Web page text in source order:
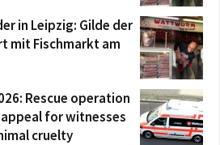
in Leipzig: Gilde der
mit Fischmarkt am
Rescue operation
for witnesses
cruelty